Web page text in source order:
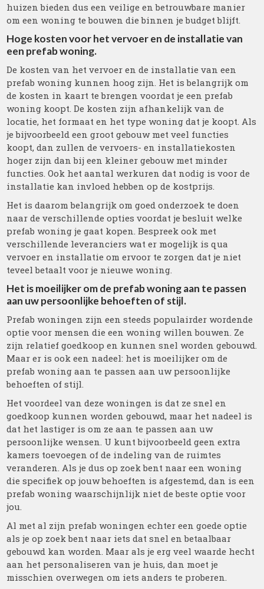
huizen bieden dus een veilige en betrouwbare manier
om een woning te bouwen die binnen je budget blijft.
Hoge kosten voor het vervoer en de installatie van
een prefab woning.
De kosten van het vervoer en de installatie van een
prefab woning kunnen hoog zijn. Het is belangrijk om
de kosten in kaart te brengen voordat je een prefab
woning koopt. De kosten zijn afhankelijk van de
locatie, het formaat en het type woning dat je koopt. Als
je bijvoorbeeld een groot gebouw met veel functies
koopt, dan zullen de vervoers- en installatiekosten
hoger zijn dan bij een kleiner gebouw met minder
functies. Ook het aantal werkuren dat nodig is voor de
installatie kan invloed hebben op de kostprijs.
Het is daarom belangrijk om goed onderzoek te doen
naar de verschillende opties voordat je besluit welke
prefab woning je gaat kopen. Bespreek ook met
verschillende leveranciers wat er mogelijk is qua
vervoer en installatie om ervoor te zorgen dat je niet
teveel betaalt voor je nieuwe woning.
Het is moeilijker om de prefab woning aan te passen
aan uw persoonlijke behoeften of stijl.
Prefab woningen zijn een steeds populairder wordende
optie voor mensen die een woning willen bouwen. Ze
zijn relatief goedkoop en kunnen snel worden gebouwd.
Maar er is ook een nadeel: het is moeilijker om de
prefab woning aan te passen aan uw persoonlijke
behoeften of stijl.
Het voordeel van deze woningen is dat ze snel en
goedkoop kunnen worden gebouwd, maar het nadeel is
dat het lastiger is om ze aan te passen aan uw
persoonlijke wensen. U kunt bijvoorbeeld geen extra
kamers toevoegen of de indeling van de ruimtes
veranderen. Als je dus op zoek bent naar een woning
die specifiek op jouw behoeften is afgestemd, dan is een
prefab woning waarschijnlijk niet de beste optie voor
jou.
Al met al zijn prefab woningen echter een goede optie
als je op zoek bent naar iets dat snel en betaalbaar
gebouwd kan worden. Maar als je erg veel waarde hecht
aan het personaliseren van je huis, dan moet je
misschien overwegen om iets anders te proberen.